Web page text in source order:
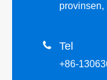
provinsen,
 Tel
+86-